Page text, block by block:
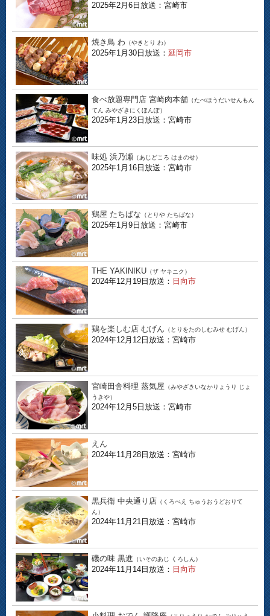
2025年2月6日放送：宮崎市
焼き鳥 わ （やきとり わ）
2025年1月30日放送： 延岡市
食べ放題専門店 宮崎肉本舗 （たべほうだいせんもん
てん みやざきにくほんぽ）
2025年1月23日放送：宮崎市
味処 浜乃瀬 （あじどころ はまのせ）
2025年1月16日放送：宮崎市
鶏屋 たちばな （とりや たちばな）
2025年1月9日放送：宮崎市
THE YAKINIKU （ザ ヤキニク）
2024年12月19日放送： 日向市
鶏を楽しむ店 むげん （とりをたのしむみせ むげん）
2024年12月12日放送：宮崎市
宮崎田舎料理 蒸気屋 （みやざきいなかりょうり じょ
うきや）
2024年12月5日放送：宮崎市
えん
2024年11月28日放送：宮崎市
黒兵衛 中央通り店 （くろべえ ちゅうおうどおりて
ん）
2024年11月21日放送：宮崎市
磯の味 黒進 （いそのあじ くろしん）
2024年11月14日放送： 日向市